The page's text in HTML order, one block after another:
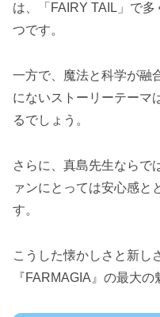
は、「FAIRY TAIL」で
つです。
一方で、魔法と科学が融
にないストーリーテーマ
るでしょう。
さらに、真島先生ならで
ァンにとっては安心感と
す。
こうした懐かしさと新し
『FARMAGIA』の最大の